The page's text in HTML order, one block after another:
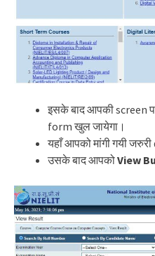
इसके बाद आपकी screen
form खुल जायेगा।
यहाँ आपको मांगी गयी
उसके बाद आपकोView